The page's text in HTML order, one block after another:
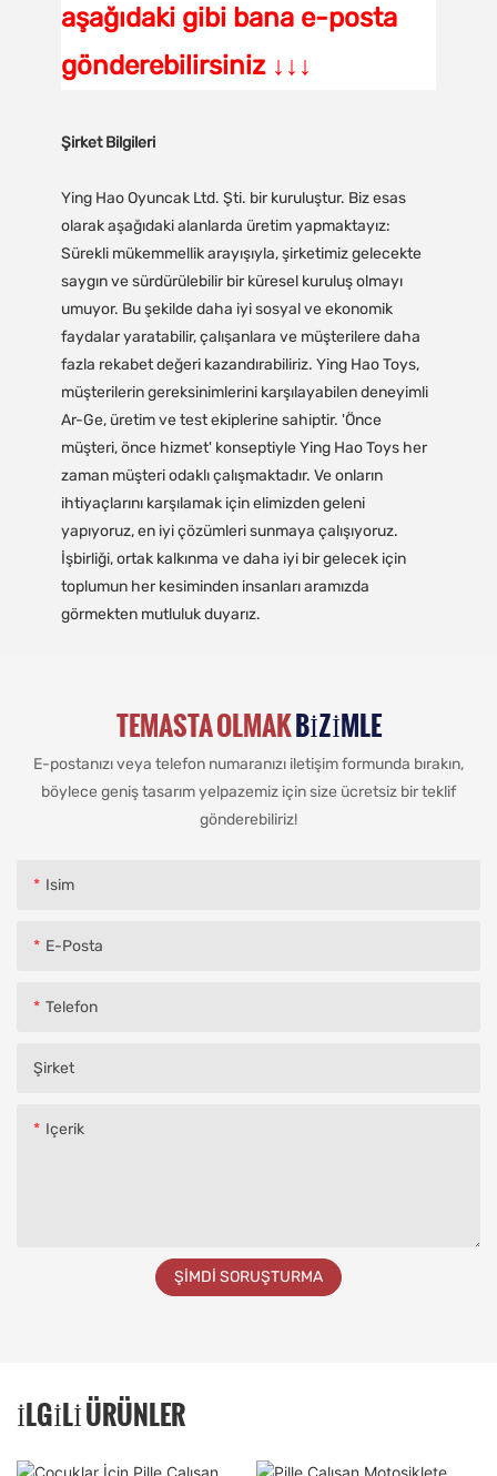
aşağıdaki gibi bana e-posta
gönderebilirsiniz ↓↓↓
Şirket Bilgileri
Ying Hao Oyuncak Ltd. Şti. bir kuruluştur. Biz esas
olarak aşağıdaki alanlarda üretim yapmaktayız:
Sürekli mükemmellik arayışıyla, şirketimiz gelecekte
saygın ve sürdürülebilir bir küresel kuruluş olmayı
umuyor. Bu şekilde daha iyi sosyal ve ekonomik
faydalar yaratabilir, çalışanlara ve müşterilere daha
fazla rekabet değeri kazandırabiliriz. Ying Hao Toys,
müşterilerin gereksinimlerini karşılayabilen deneyimli
Ar-Ge, üretim ve test ekiplerine sahiptir. 'Önce
müşteri, önce hizmet' konseptiyle Ying Hao Toys her
zaman müşteri odaklı çalışmaktadır. Ve onların
ihtiyaçlarını karşılamak için elimizden geleni
yapıyoruz, en iyi çözümleri sunmaya çalışıyoruz.
İşbirliği, ortak kalkınma ve daha iyi bir gelecek için
toplumun her kesiminden insanları aramızda
görmekten mutluluk duyarız.
TEMASTA OLMAKBIZIMLE
E-postanızı veya telefon numaranızı iletişim formunda bırakın,
böylece geniş tasarım yelpazemiz için size ücretsiz bir teklif
gönderebiliriz!
Isim
E-Posta
Telefon
Şirket
Içerik
ŞIMDI SORUŞTURMA
İLGILI ÜRÜNLER